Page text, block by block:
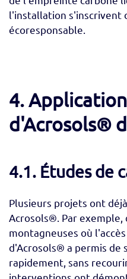
l'installation s'inscrivent
écoresponsable.
4.
d'Acrosols®
4.1. Études de
Plusieurs projets ont
Acrosols®. Par exemple,
montagneuses où
d'Acrosols® a permis de
rapidement, sans